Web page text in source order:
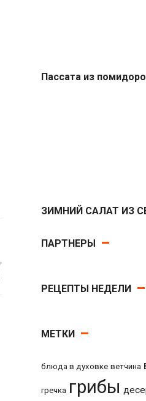
Пассата из
ЗИМНИЙ САЛАТ ИЗ
ПАРТНЕРЫ
РЕЦЕПТЫ НЕДЕЛИ
МЕТКИ
блюда в духовке ветчина
гречка грибы